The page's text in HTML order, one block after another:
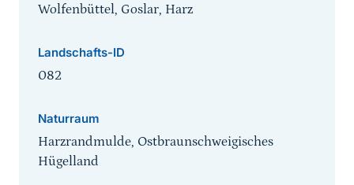
Wolfenbüttel, Goslar, Harz
Landschafts-ID
082
Naturraum
Harzrandmulde, Ostbraunschweigisches
Hügelland